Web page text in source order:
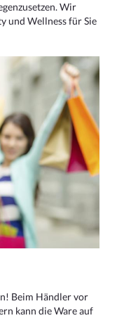
Wir
und Wellness für Sie
Beim Händler vor
kann die Ware auf